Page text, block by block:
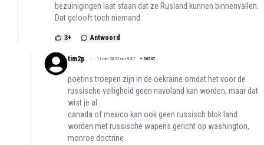
bezuinigingen laat staan dat ze Rusland kunnen binnenvallen.
Dat gelooft toch niemand.
3+ Antwoord
tim2p 11 mei 2022 om 9:47 + 36567
poetins troepen zijn in de oekraine omdat het voor de
russische veiligheid geen navoland kan worden, maar dat
wist je al
canada of mexico kan ook geen russisch blok land
worden met russische wapens gericht op washington,
monroe doctrine